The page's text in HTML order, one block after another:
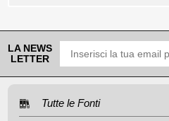
LA NEWS
LETTER
Tutte le Fonti